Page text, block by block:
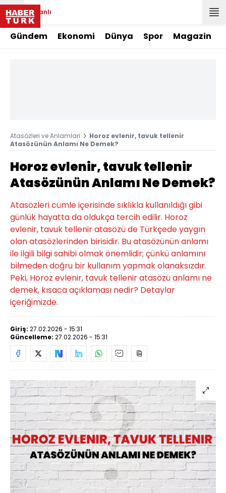
Canlı
Gündem Ekonomi Dünya Spor Magazin
Atasözleri ve Anlamlari
Horoz evlenir, tavuk tellenir
Atasözünün Anlamı Ne Demek?
Horoz evlenir, tavuk tellenir
Atasözünün Anlamı Ne Demek?
Atasözleri cümle içerisinde sıklıkla kullanıldığı gibi
günlük hayatta da oldukça tercih edilir. Horoz
evlenir, tavuk tellenir atasözü de Türkçede yaygın
olan atasözlerinden birisidir. Bu atasözünün anlamı
ile ilgili bilgi sahibi olmak önemlidir; çünkü anlamını
bilmeden doğru bir kullanım yapmak olanaksızdır.
Peki, Horoz evlenir, tavuk tellenir atasözü anlamı ne
demek, kısaca açıklaması nedir? Detaylar
içeriğimizde.
Giriş: 27.02.2026 - 15:31
Güncelleme: 27.02.2026 - 15:31